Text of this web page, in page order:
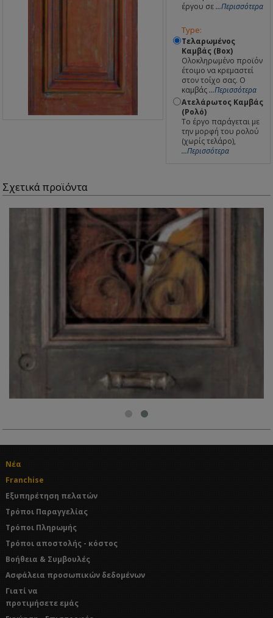
έργου σε...Περισσότερα
Type:
Τελαρωμένος
Καμβάς (Box)
Ολοκληρωμένο προϊόν
έτοιμο να κρεμαστεί
στον τοίχο σας. Ο
καμβάς...Περισσότερα
Ατελάρωτος Καμβάς
(Ρολό)
Το έργο παράγεται με
την μορφή του ρολού
(χωρίς τελάρο),
...Περισσότερα
Σχετικά προϊόντα
Νέα
Franchise
Εξυπηρέτηση πελατών
Τρόποι Παραγγελίας
Τρόποι Πληρωμής
Τρόποι αποστολής - κόστος
Βοήθεια & Συμβουλές
Ασφάλεια προσωπικών δεδομένων
Γιατί να
προτιμήσετε εμάς